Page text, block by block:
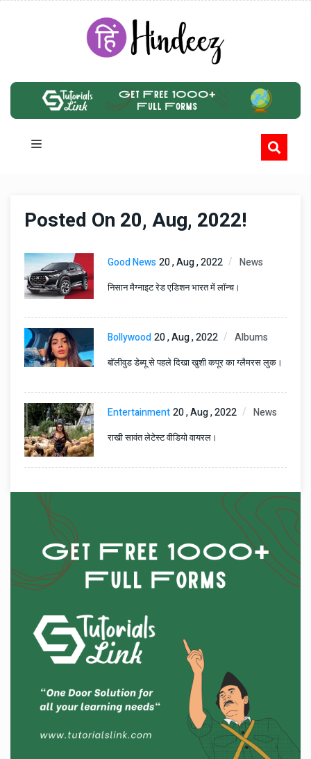
Posted On 20, Aug, 2022!
Good News20 , Aug , 2022 News
निसान मैग्नाइट रेड एडिशन भारत में लॉन्च।
Bollywood20 , Aug , 2022 Albums
बॉलीवुड डेब्यू से पहले दिखा खुशी कपूर का ग्लैमरस लुक।
Entertainment20 , Aug , 2022 News
राखी सावंत लेटेस्ट वीडियो वायरल।